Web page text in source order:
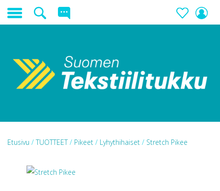
Etusivu /TUOTTEET/ Pikeet / Lyhythihaiset / Stretch Pikee